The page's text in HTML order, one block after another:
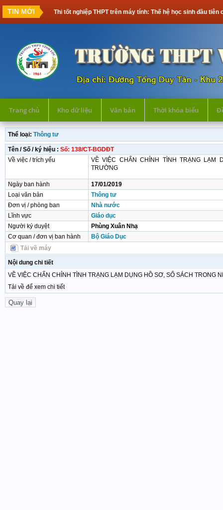
TIN MỚI Thi tốt nghiệp THPT trên máy tính: Thế hệ học sinh đầu tiên cần
Trang chủ Kho dữ liệu Văn bản Thời khóa biểu
Thể loại: Thông tư
Tên / Số / ký hiệu : Số: 138/CT-BGDĐT
Về việc / trích yếu
VỀ VIỆC CHẤN CHỈNH TÌNH TRẠNG LẠM
TRƯỜNG
Ngày ban hành
17/01/2019
Loại văn bản
Thông tư
Đơn vị / phòng ban
Nhà nước
Lĩnh vực
Giáo dục
Người ký duyệt
Phùng Xuân Nhạ
Cơ quan / đơn vị ban hành
Bộ Giáo Dục
Tải về máy
Nội dung chi tiết
VỀ VIỆC CHẤN CHỈNH TÌNH TRẠNG LẠM DỤNG HỒ SƠ, SỔ SÁCH TRONG
Tải về để xem chi tiết